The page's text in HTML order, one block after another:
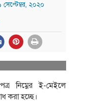
সেপ্টেম্বর, ২০২০
নিম্নের ই-মেইলে
করা হচ্ছে।